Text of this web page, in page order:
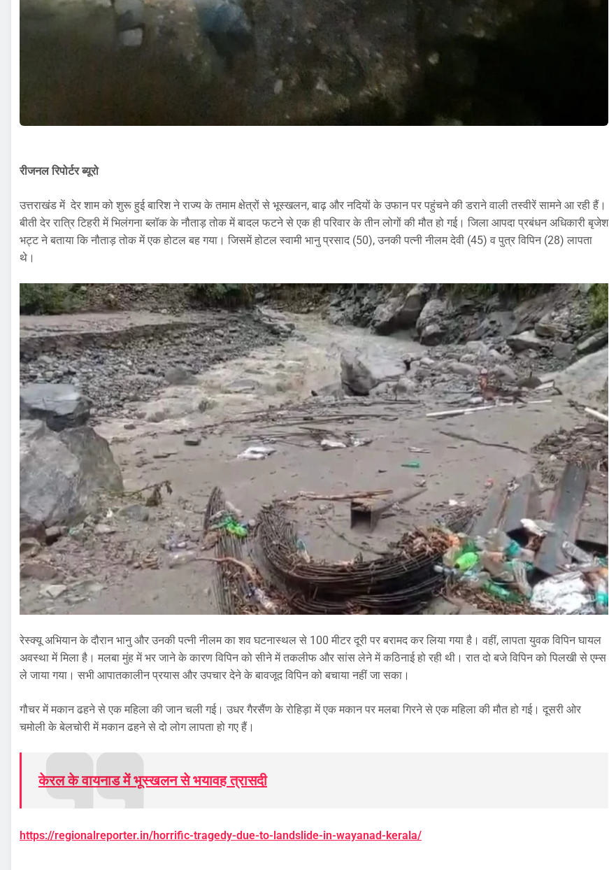
रीजनल रिपोर्टर ब्यूरो
उत्तराखंड में देर शाम को शुरू हुई बारिश ने राज्य के तमाम क्षेत्रों से भूस्खलन, बाढ़ और नदियों के उफान पर पहुंचने की डराने वाली तस्वीरें सामने आ रही हैं।
बीती देर रात्रि टिहरी में भिलंगना ब्लॉक के नौताड़ तोक में बादल फटने से एक ही परिवार के तीन लोगों की मौत हो गई। जिला आपदा प्रबंधन अधिकारी बृजेश
भट्ट ने बताया कि नौताड़ तोक में एक होटल बह गया। जिसमें होटल स्वामी भानु प्रसाद (50), उनकी पत्नी नीलम देवी (45) व पुत्र विपिन (28) लापता
थे।
रेस्क्यू अभियान के दौरान भानु और उनकी पत्नी नीलम का शव घटनास्थल से 100 मीटर दूरी पर बरामद कर लिया गया है। वहीं, लापता युवक विपिन घायल
अवस्था में मिला है। मलबा मुंह में भर जाने के कारण विपिन को सीने में तकलीफ और सांस लेने में कठिनाई हो रही थी। रात दो बजे विपिन को पिलखी से एम्स
ले जाया गया। सभी आपातकालीन प्रयास और उपचार देने के बावजूद विपिन को बचाया नहीं जा सका।
गौचर में मकान ढहने से एक महिला की जान चली गई। उधर गैरसैंण के रोहिड़ा में एक मकान पर मलबा गिरने से एक महिला की मौत हो गई। दूसरी ओर
चमोली के बेलचोरी में मकान ढहने से दो लोग लापता हो गए हैं।
केरल के वायनाड में भूस्खलन से भयावह त्रासदी
https://regionalreporter.in/horrific-tragedy-due-to-landslide-in-wayanad-kerala/